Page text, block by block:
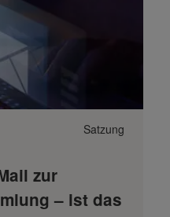
Satzung
zur
– ist das